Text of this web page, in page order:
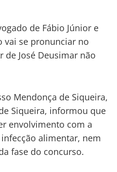
de Fábio Júnior e
vai se pronunciar no
de José Deusimar não
Mendonça de Siqueira,
Siqueira, informou que
envolvimento com a
alimentar, nem
fase do concurso.